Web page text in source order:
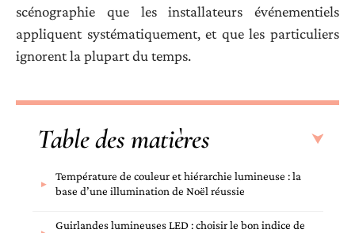
scénographie que les installateurs événementiels
appliquent systématiquement, et que les particuliers
ignorent la plupart du temps.
Table des matières
Température de couleur et hiérarchie lumineuse : la
base d’une illumination de Noël réussie
Guirlandes lumineuses LED : choisir le bon indice de